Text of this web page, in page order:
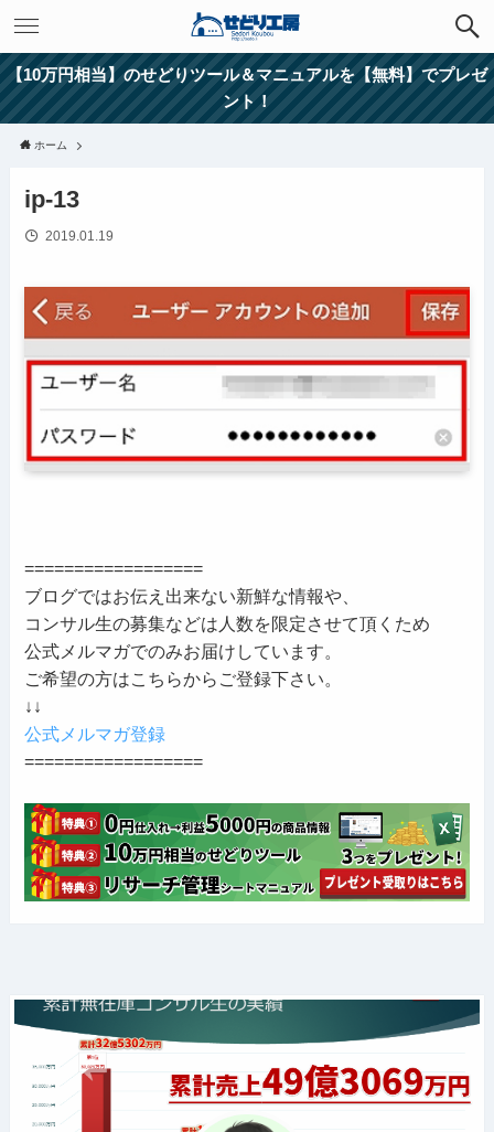
【10万円相当】のせどりツール＆マニュアルを【無料】でプレゼ
ント！
ホーム
ip-13
2019.01.19
==================
ブログではお伝え出来ない新鮮な情報や、
コンサル生の募集などは人数を限定させて頂くため
公式メルマガでのみお届けしています。
ご希望の方はこちらからご登録下さい。
↓↓
公式メルマガ登録
==================